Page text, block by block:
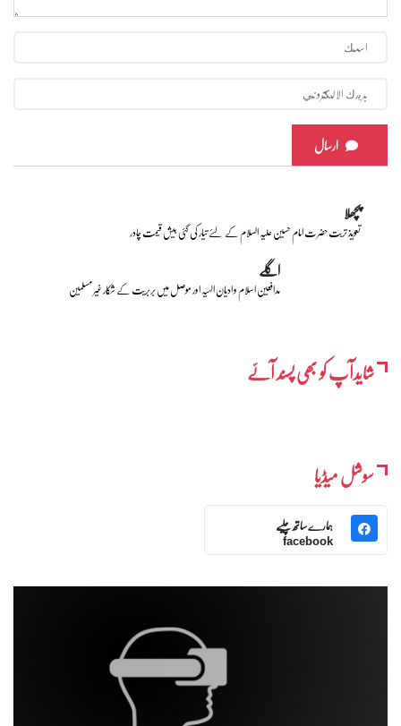
ارسال
پچھلا
تعویذ تربت حضرت امام حسین علیہ السلام کے لئے تیار کی گئی بیش قیمت چادر
اگلے
مدافعین اسلام و ادیان الہیہ اور موصل میں بربریت کے شکار غیر مسلمین
شایدآپ کو بھی پسند آئے
سوشل میڈیا
ہمارے ساتھ چلیے
facebook